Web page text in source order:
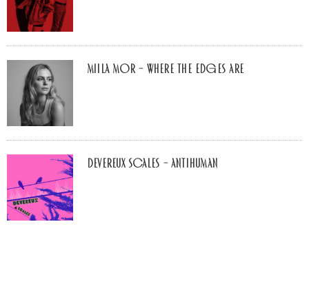
Miila Mor – Where The Edges Are
Devereux Scales – Antihuman